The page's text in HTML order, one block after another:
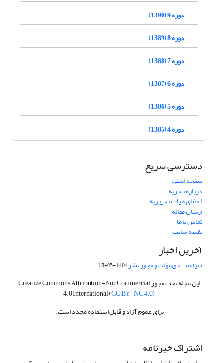
دوره 9 (1390)
دوره 8 (1389)
دوره 7 (1388)
دوره 6 (1387)
دوره 5 (1386)
دوره 4 (1385)
دسترسی سریع
صفحه اصلی
درباره نشریه
اعضای هیات تحریریه
ارسال مقاله
تماس با ما
نقشه سایت
آخرین اخبار
سیاست حق‌مؤلف و مجوز نشر1404-05-15
این مجله تحت مجوز Creative Commons Attribution-NonCommercial
4.0 International (CC BY-NC 4.0)
برای عموم آزاد و قابل استفاده مجدد است.
اشتراک خبرنامه